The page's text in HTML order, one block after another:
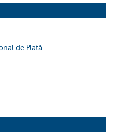
de Plată